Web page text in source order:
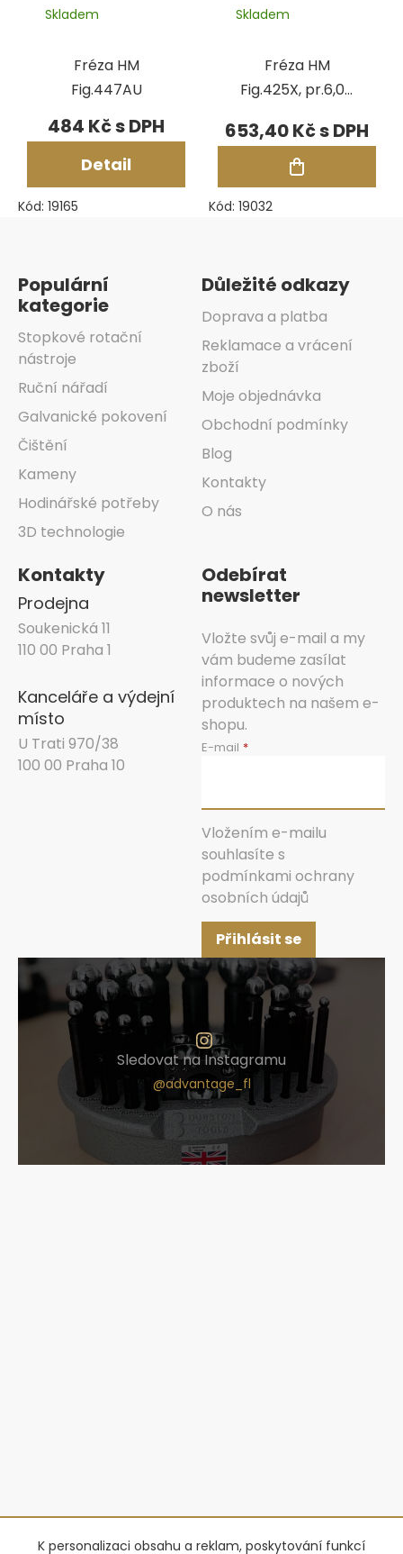
K personalizaci obsahu a reklam, poskytování funkcí
Fréza HM
Fig.447AU
Skladem
484 Kč
Detail
Kód: 19165
Fréza HM
Fig.425X, pr.6,00
Skladem
653,40 Kč
Kód: 19032
Populární
kategorie
Stopkové rotační
nástroje
Ruční nářadí
Galvanické pokovení
Čištění
Kameny
Hodinářské potřeby
3D technologie
Důležité odkazy
Doprava a platba
Reklamace a vrácení
zboží
Moje objednávka
Obchodní podmínky
Blog
Kontakty
O nás
Kontakty
Prodejna
Soukenická 11
110 00 Praha 1
Kanceláře a výdejní
místo
U Trati 970/38
100 00 Praha 10
Odebírat
newsletter
Vložte svůj e-mail a my
vám budeme zasílat
informace o nových
produktech na našem e-
shopu.
E-mail
Vložením e-mailu
souhlasíte s
podmínkami ochrany
osobních údajů
Přihlásit se
Sledovat na Instagramu